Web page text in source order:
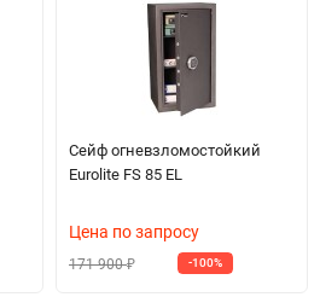
Сейф огневзломостойкий
Eurolite FS 85 EL
Цена по запросу
171 900₽ -100%